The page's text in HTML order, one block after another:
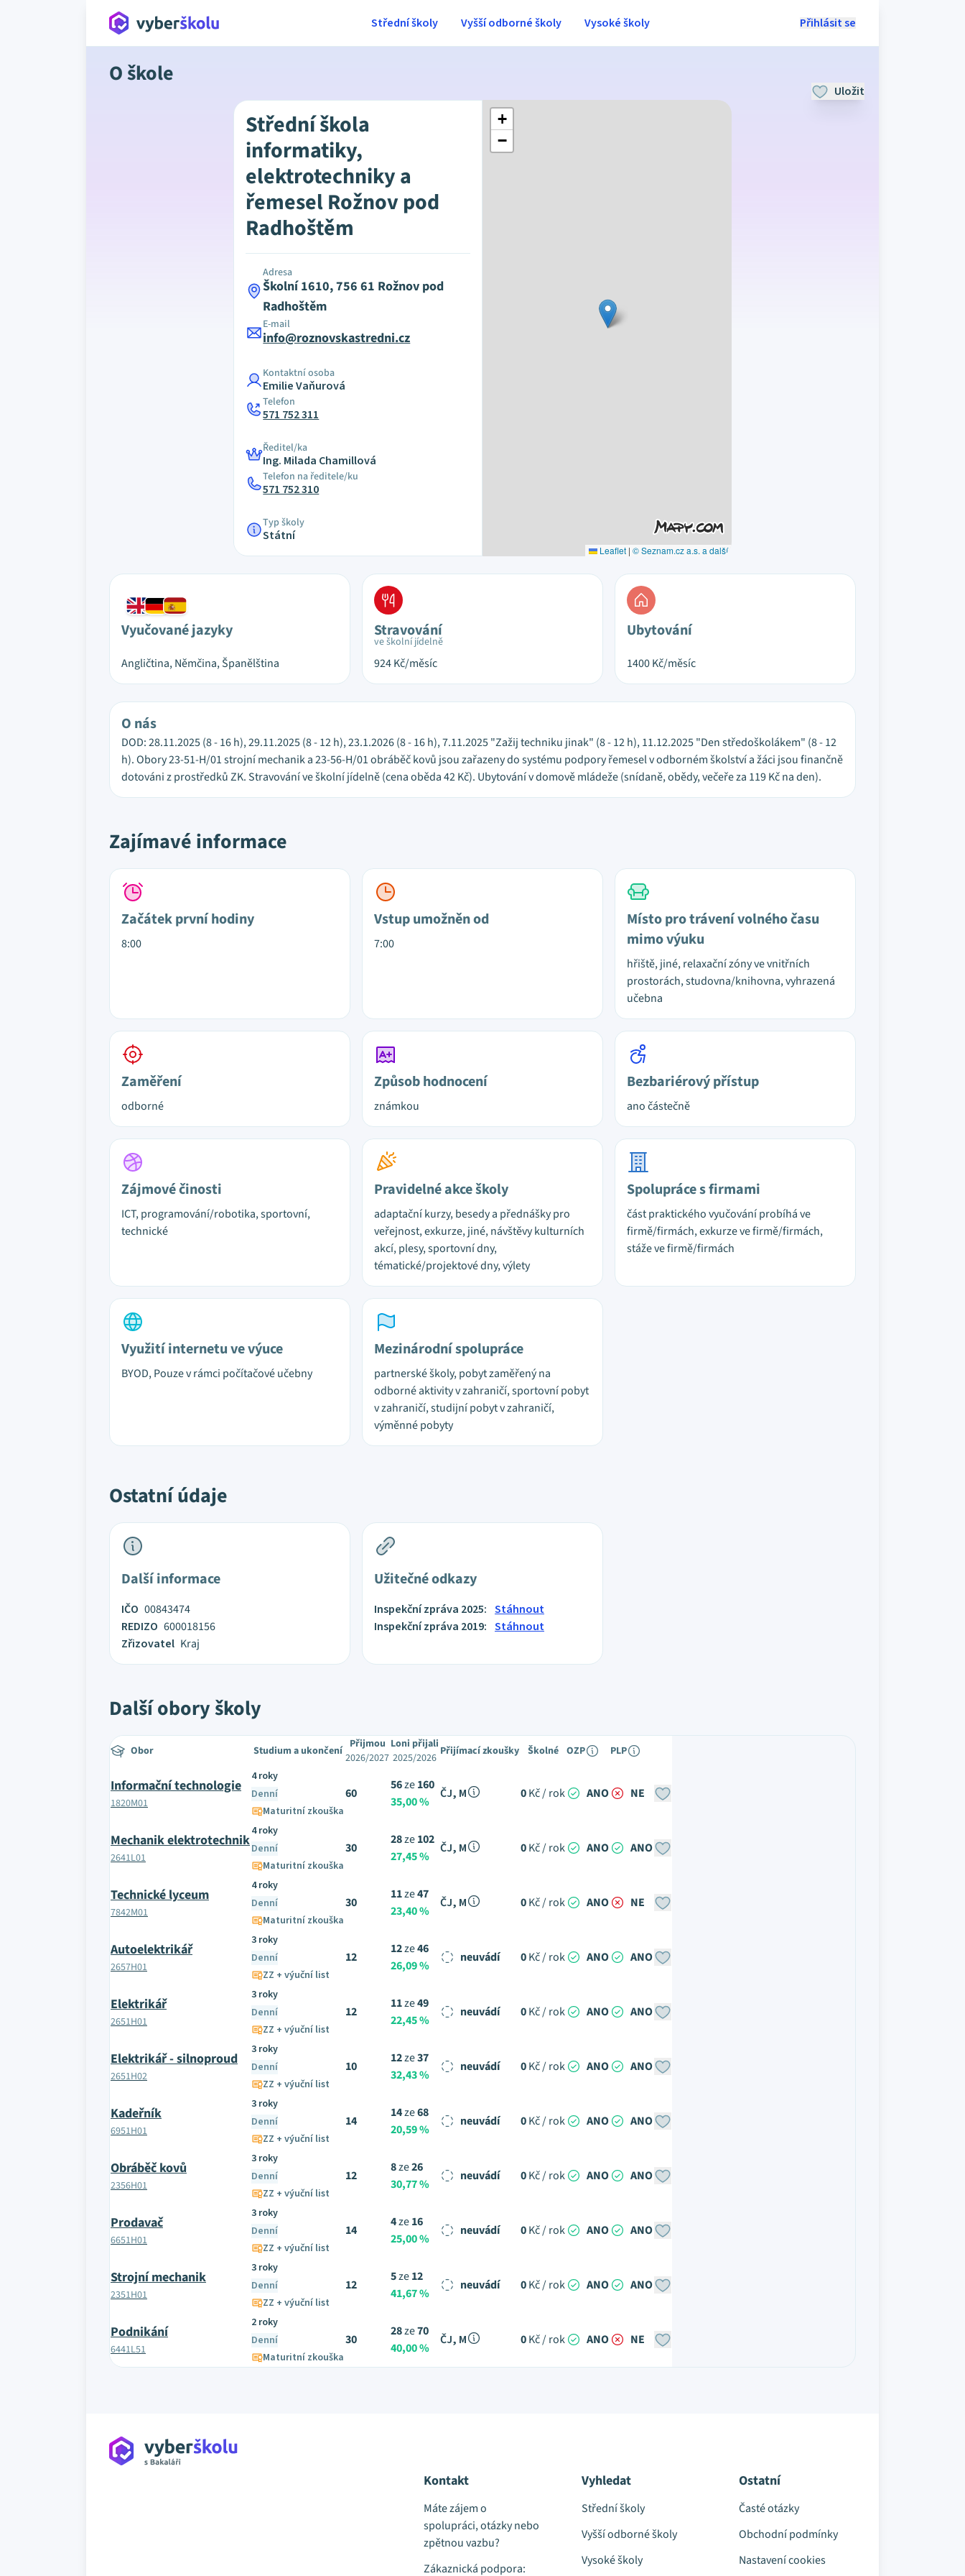
Přihlásit se
Střední školy Vyšší odborné školy Vysoké školy
O škole
Uložit
Střední škola
informatiky,
elektrotechniky a
řemesel Rožnov pod
Radhoštěm
Adresa
Školní 1610, 756 61 Rožnov pod
Radhoštěm
E-mail
info@roznovskastredni.cz
Kontaktní osoba
Emilie Vaňurová
Telefon
571 752 311
Ředitel/ka
Ing. Milada Chamillová
Telefon na ředitele/ku
571 752 310
Typ školy
Státní
+
−
Leaflet | © Seznam.cz a.s. a další
Vyučované jazyky
Angličtina, Němčina, Španělština
Stravování
ve školní jídelně
924Kč/měsíc
Ubytování
1400Kč/měsíc
O nás
DOD: 28.11.2025 (8 - 16 h), 29.11.2025 (8 - 12 h), 23.1.2026 (8 - 16 h), 7.11.2025 "Zažij techniku jinak" (8 - 12 h), 11.12.2025 "Den středoškolákem" (8 - 12
h). Obory 23-51-H/01 strojní mechanik a 23-56-H/01 obráběč kovů jsou zařazeny do systému podpory řemesel v odborném školství a žáci jsou finančně
dotováni z prostředků ZK. Stravování ve školní jídelně (cena oběda 42 Kč). Ubytování v domově mládeže (snídaně, obědy, večeře za 119 Kč na den).
Zajímavé informace
Začátek první hodiny
8:00
Vstup umožněn od
7:00
Místo pro trávení volného času
mimo výuku
hřiště, jiné, relaxační zóny ve vnitřních
prostorách, studovna/knihovna, vyhrazená
učebna
Zaměření
odborné
Způsob hodnocení
známkou
Bezbariérový přístup
ano částečně
Zájmové činosti
ICT, programování/robotika, sportovní,
technické
Pravidelné akce školy
adaptační kurzy, besedy a přednášky pro
veřejnost, exkurze, jiné, návštěvy kulturních
akcí, plesy, sportovní dny,
tématické/projektové dny, výlety
Spolupráce s firmami
část praktického vyučování probíhá ve
firmě/firmách, exkurze ve firmě/firmách,
stáže ve firmě/firmách
Využití internetu ve výuce
BYOD, Pouze v rámci počítačové učebny
Mezinárodní spolupráce
partnerské školy, pobyt zaměřený na
odborné aktivity v zahraničí, sportovní pobyt
v zahraničí, studijní pobyt v zahraničí,
výměnné pobyty
Ostatní údaje
Další informace
IČO 00843474
REDIZO 600018156
Zřizovatel Kraj
Užitečné odkazy
Inspekční zpráva 2025: Stáhnout
Inspekční zpráva 2019: Stáhnout
Další obory školy
Obor Studium a ukončení Přijmou
2026/2027
Loni přijali
2025/2026 Přijímací zkoušky Školné OZP PLP
Informační technologie
1820M01
4 roky
Denní
Maturitní zkouška
60
56ze160
35,00 %
ČJ, M 0Kč / rok ANO NE
Mechanik elektrotechnik
2641L01
4 roky
Denní
Maturitní zkouška
30
28ze102
27,45 %
ČJ, M 0Kč / rok ANO ANO
Technické lyceum
7842M01
4 roky
Denní
Maturitní zkouška
30
11ze47
23,40 %
ČJ, M 0Kč / rok ANO NE
Autoelektrikář
2657H01
3 roky
Denní
ZZ + výuční list
12
12ze46
26,09 %
neuvádí 0Kč / rok ANO ANO
Elektrikář
2651H01
3 roky
Denní
ZZ + výuční list
12
11ze49
22,45 %
neuvádí 0Kč / rok ANO ANO
Elektrikář - silnoproud
2651H02
3 roky
Denní
ZZ + výuční list
10
12ze37
32,43 %
neuvádí 0Kč / rok ANO ANO
Kadeřník
6951H01
3 roky
Denní
ZZ + výuční list
14
14ze68
20,59 %
neuvádí 0Kč / rok ANO ANO
Obráběč kovů
2356H01
3 roky
Denní
ZZ + výuční list
12
8ze26
30,77 %
neuvádí 0Kč / rok ANO ANO
Prodavač
6651H01
3 roky
Denní
ZZ + výuční list
14
4ze16
25,00 %
neuvádí 0Kč / rok ANO ANO
Strojní mechanik
2351H01
3 roky
Denní
ZZ + výuční list
12
5ze12
41,67 %
neuvádí 0Kč / rok ANO ANO
Podnikání
6441L51
2 roky
Denní
Maturitní zkouška
30
28ze70
40,00 %
ČJ, M 0Kč / rok ANO NE
Kontakt
Máte zájem o
spolupráci, otázky nebo
zpětnou vazbu?
Zákaznická podpora:
Vyhledat
Střední školy
Vyšší odborné školy
Vysoké školy
Ostatní
Časté otázky
Obchodní podmínky
Nastavení cookies